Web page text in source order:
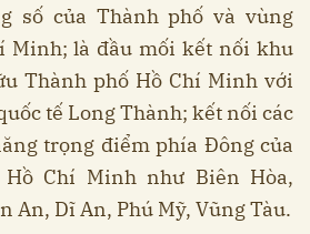
số của Thành phố và vùng
Minh; là đầu mối kết nối khu
Thành phố Hồ Chí Minh với
tế Long Thành; kết nối các
trọng điểm phía Đông của
Chí Minh như Biên Hòa,
An, Dĩ An, Phú Mỹ, Vũng Tàu.